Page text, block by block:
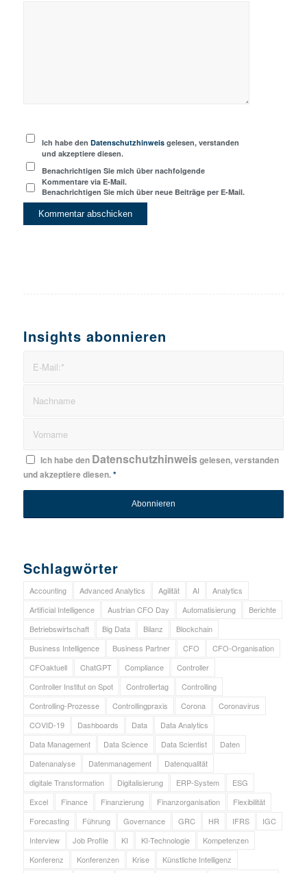
Ich habe denDatenschutzhinweis gelesen, verstanden
und akzeptiere diesen.
Benachrichtigen Sie mich über nachfolgende
Kommentare via E-Mail.
Benachrichtigen Sie mich über neue Beiträge per E-Mail.
Insights abonnieren
Ich habe den Datenschutzhinweisgelesen, verstanden
und akzeptiere diesen.*
Schlagwörter
Accounting Advanced Analytics Agilität AI
Analytics
Artificial Intelligence
Austrian CFO Day Automatisierung
Berichte
Betriebswirtschaft
Big Data Bilanz
Blockchain
Business Intelligence
Business Partner CFO
CFO-Organisation
CFOaktuell
ChatGPT Compliance
Controller
Controller Institut on Spot
Controllertag
Controlling
Controlling-Prozesse
Controllingpraxis Corona
Coronavirus
COVID-19
Dashboards Data
Data Analytics
Data Management
Data Science Data Scientist
Daten
Datenanalyse
Datenmanagement
Datenqualität
digitale Transformation
Digitalisierung ERP-System
ESG
Excel
Finance Finanzierung Finanzorganisation
Flexibilität
Forecasting
Führung Governance GRC HR IFRS
IGC
Interview
Job Profile KI KI-Technologie
Kompetenzen
Konferenz
Konferenzen Krise Künstliche Intelligenz